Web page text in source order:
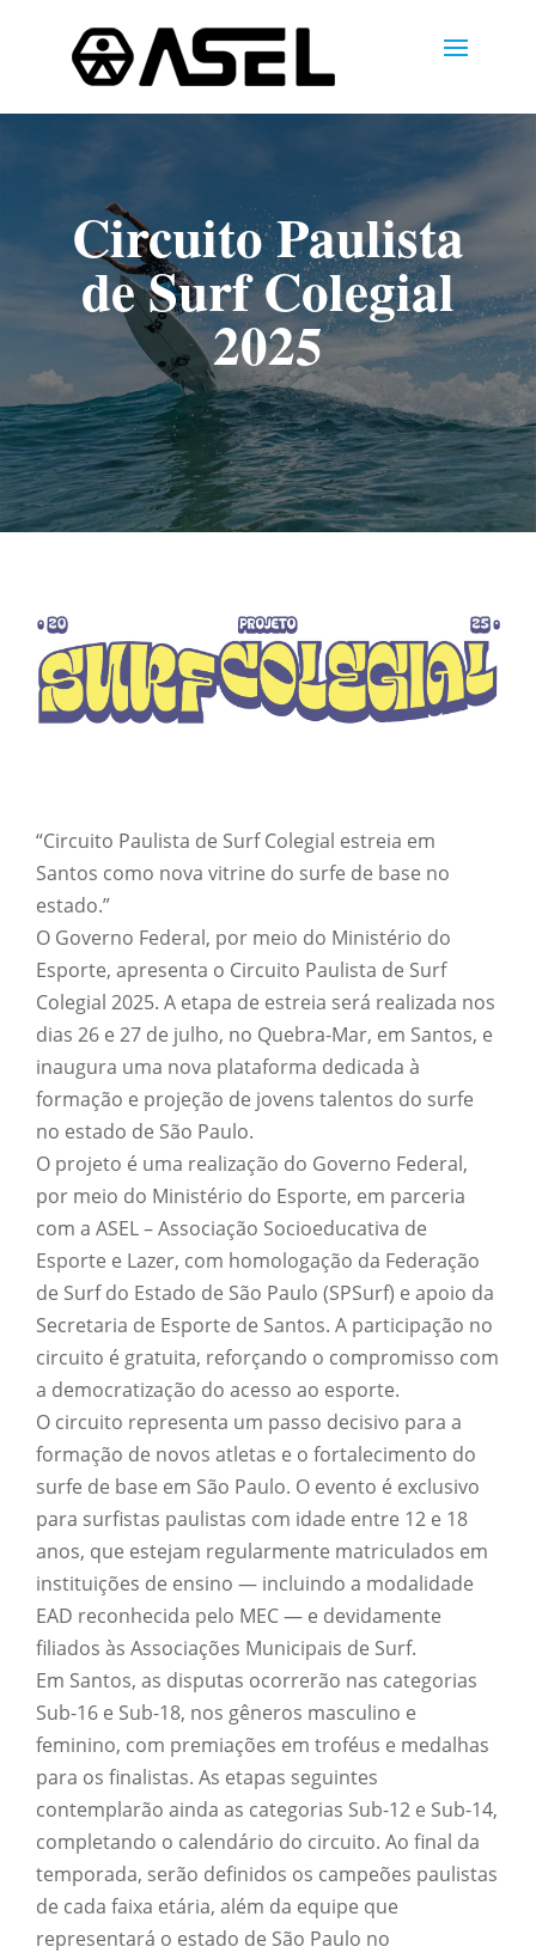
Circuito Paulista
de Surf Colegial
2025
“Circuito Paulista de Surf Colegial estreia em
Santos como nova vitrine do surfe de base no
estado.”
O Governo Federal, por meio do Ministério do
Esporte, apresenta o Circuito Paulista de Surf
Colegial 2025. A etapa de estreia será realizada nos
dias 26 e 27 de julho, no Quebra-Mar, em Santos, e
inaugura uma nova plataforma dedicada à
formação e projeção de jovens talentos do surfe
no estado de São Paulo.
O projeto é uma realização do Governo Federal,
por meio do Ministério do Esporte, em parceria
com a ASEL – Associação Socioeducativa de
Esporte e Lazer, com homologação da Federação
de Surf do Estado de São Paulo (SPSurf) e apoio da
Secretaria de Esporte de Santos. A participação no
circuito é gratuita, reforçando o compromisso com
a democratização do acesso ao esporte.
O circuito representa um passo decisivo para a
formação de novos atletas e o fortalecimento do
surfe de base em São Paulo. O evento é exclusivo
para surfistas paulistas com idade entre 12 e 18
anos, que estejam regularmente matriculados em
instituições de ensino — incluindo a modalidade
EAD reconhecida pelo MEC — e devidamente
filiados às Associações Municipais de Surf.
Em Santos, as disputas ocorrerão nas categorias
Sub-16 e Sub-18, nos gêneros masculino e
feminino, com premiações em troféus e medalhas
para os finalistas. As etapas seguintes
contemplarão ainda as categorias Sub-12 e Sub-14,
completando o calendário do circuito. Ao final da
temporada, serão definidos os campeões paulistas
de cada faixa etária, além da equipe que
representará o estado de São Paulo no